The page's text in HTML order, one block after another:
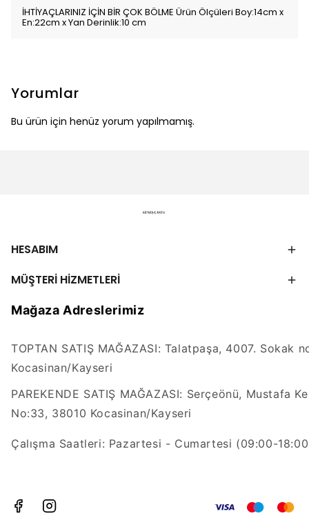
İHTİYAÇLARINIZ İÇİN BİR ÇOK BÖLME Ürün Ölçüleri Boy:14cm x
En:22cm x Yan Derinlik:10 cm
Yorumlar
Bu ürün için henüz yorum yapılmamış.
HESABIM
MÜŞTERİ HİZMETLERİ
Mağaza Adreslerimiz
TOPTAN SATIŞ MAĞAZASI: Talatpaşa, 4007. Sokak
Kocasinan/Kayseri
PAREKENDE SATIŞ MAĞAZASI: Serçeönü, Mustafa
No:33, 38010 Kocasinan/Kayseri
Çalışma Saatleri: Pazartesi - Cumartesi (09:00-